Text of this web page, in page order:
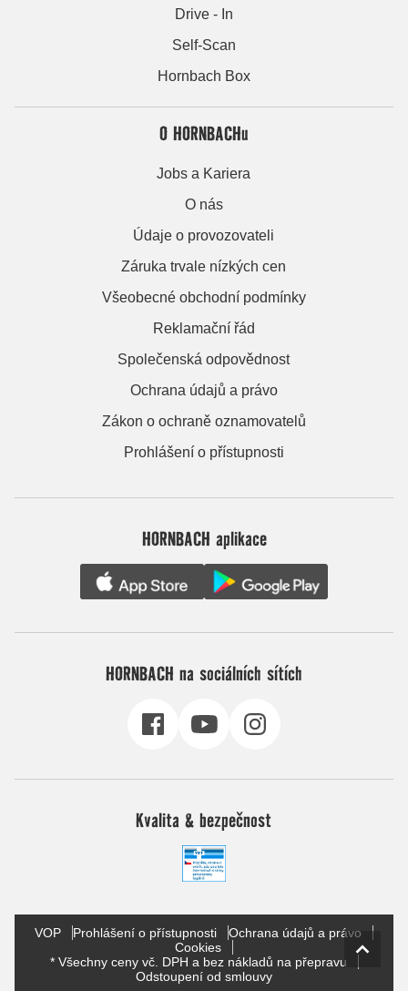
Drive - In
Self-Scan
Hornbach Box
O HORNBACHu
Jobs a Kariera
O nás
Údaje o provozovateli
Záruka trvale nízkých cen
Všeobecné obchodní podmínky
Reklamační řád
Společenská odpovědnost
Ochrana údajů a právo
Zákon o ochraně oznamovatelů
Prohlášení o přístupnosti
HORNBACH aplikace
HORNBACH na sociálních sítích
Kvalita & bezpečnost
VOP Prohlášení o přístupnosti
Ochrana údajů a právo
Cookies
* Všechny ceny vč. DPH a bez nákladů na přepravu
Odstoupení od smlouvy